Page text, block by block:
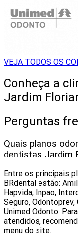
VEJA TODOS OS
Conheça a
Jardim
Perguntas
Quais planos
dentistas Jardim
Entre os principais
BRdental estão:
Hapvida, Inpao,
Seguro,
Unimed Odonto.
atendidos,
menu do site.